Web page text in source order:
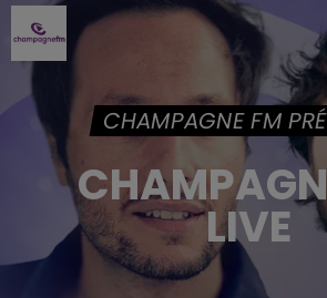
CHAMPAGNE FM
LIVE